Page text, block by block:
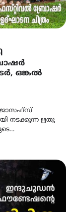
ഒങ്കൽ
ജോസഫ്സ്
നടക്കുന്ന ഋതു